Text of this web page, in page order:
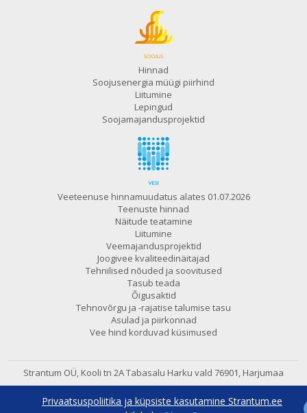
Privaatsuspoliitika ja küpsiste kasutamine Strantum.ee
Hinnad
Soojusenergia müügi piirhind
Liitumine
Lepingud
Soojamajandusprojektid
Veeteenuse hinnamuudatus alates 01.07.2026
Teenuste hinnad
Näitude teatamine
Liitumine
Veemajandusprojektid
Joogivee kvaliteedinäitajad
Tehnilised nõuded ja soovitused
Tasub teada
Õigusaktid
Tehnovõrgu ja -rajatise talumise tasu
Asulad ja piirkonnad
Vee hind korduvad küsimused
Strantum OÜ, Kooli tn 2A Tabasalu Harku vald 76901, Harjumaa
600 780024h avaritelefon